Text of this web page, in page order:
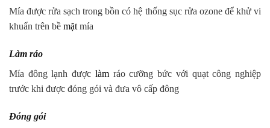
Mía được rửa sạch trong bồn có hệ thống sục rửa ozone để khử vi
khuẩn trên bề mặt mía
Làm ráo
Mía đông lạnh được làmráo cưỡng bức với quạt công nghiệp
trước khi được đóng gói và đưa vô cấp đông
Đóng gói